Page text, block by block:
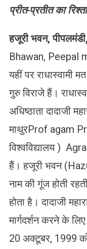
प्रीत-प्रतीत का
हजूरी भवन,पीपलमंडी,
Bhawan, Peepal
यहीं पर
गुरु विराजे हैं।
अधिष्ठाता दादाजी
माथुरProf agam
विश्वविद्यालय )
हैं। हजूरी भवन
नाम की गूंज होती
होता है। दादाजी
मार्गदर्शन करने के
20 अक्टूबर, 1999